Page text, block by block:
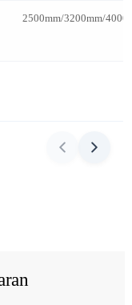
2500mm/3200mm/